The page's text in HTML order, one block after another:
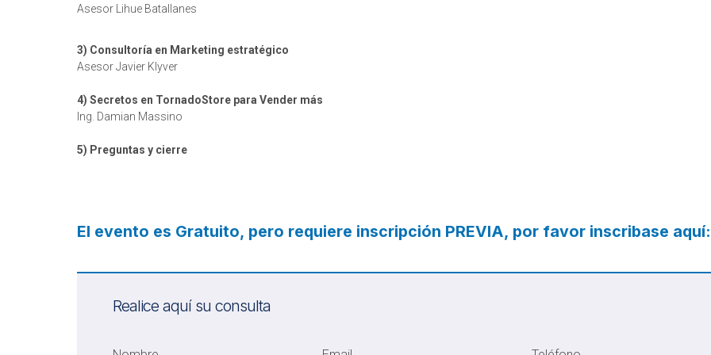
Asesor Lihue Batallanes
3) Consultoría en Marketing estratégico
Asesor Javier Klyver
4) Secretos en TornadoStore para Vender más
Ing. Damian Massino
5) Preguntas y cierre
El evento es Gratuito, pero requiere inscripción PREVIA, por favor inscribase aquí:
Realice aquí su consulta